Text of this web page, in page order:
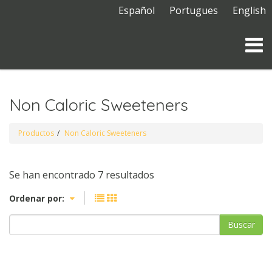
Español Portugues English
Non Caloric Sweeteners
Productos Non Caloric Sweeteners
Se han encontrado 7 resultados
Ordenar por:
Buscar